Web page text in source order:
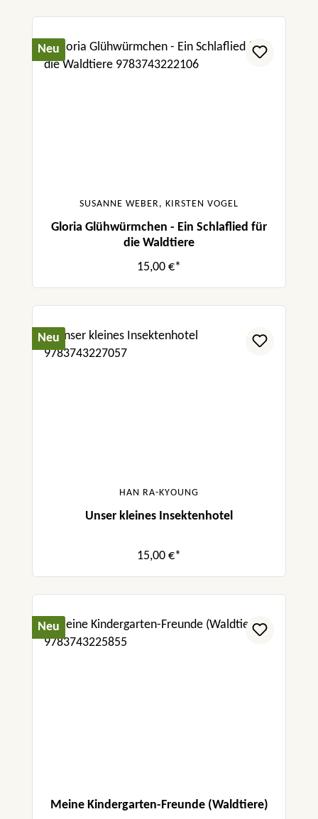
Neu
SUSANNE WEBER, KIRSTEN VOGEL
Gloria Glühwürmchen - Ein Schlaflied für
die Waldtiere
15,00 €*
Neu
HAN RA-KYOUNG
Unser kleines Insektenhotel
15,00 €*
Neu
Meine Kindergarten-Freunde (Waldtiere)